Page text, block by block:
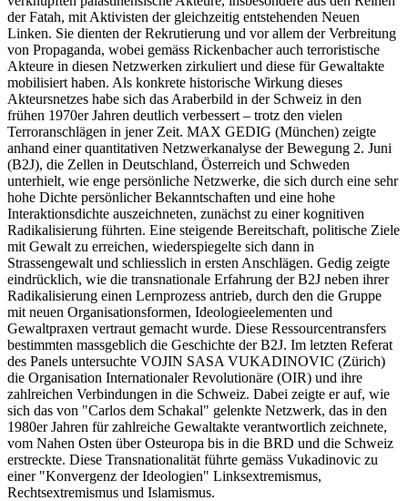
der Fatah, mit Aktivisten der gleichzeitig entstehenden Neuen
Linken. Sie dienten der Rekrutierung und vor allem der Verbreitung
von Propaganda, wobei gemäss Rickenbacher auch terroristische
Akteure in diesen Netzwerken zirkuliert und diese für Gewaltakte
mobilisiert haben. Als konkrete historische Wirkung dieses
Akteursnetzes habe sich das Araberbild in der Schweiz in den
frühen 1970er Jahren deutlich verbessert – trotz den vielen
Terroranschlägen in jener Zeit. MAX GEDIG (München) zeigte
anhand einer quantitativen Netzwerkanalyse der Bewegung 2. Juni
(B2J), die Zellen in Deutschland, Österreich und Schweden
unterhielt, wie enge persönliche Netzwerke, die sich durch eine sehr
hohe Dichte persönlicher Bekanntschaften und eine hohe
Interaktionsdichte auszeichneten, zunächst zu einer kognitiven
Radikalisierung führten. Eine steigende Bereitschaft, politische Ziele
mit Gewalt zu erreichen, wiederspiegelte sich dann in
Strassengewalt und schliesslich in ersten Anschlägen. Gedig zeigte
eindrücklich, wie die transnationale Erfahrung der B2J neben ihrer
Radikalisierung einen Lernprozess antrieb, durch den die Gruppe
mit neuen Organisationsformen, Ideologieelementen und
Gewaltpraxen vertraut gemacht wurde. Diese Ressourcentransfers
bestimmten massgeblich die Geschichte der B2J. Im letzten Referat
des Panels untersuchte VOJIN SASA VUKADINOVIC (Zürich)
die Organisation Internationaler Revolutionäre (OIR) und ihre
zahlreichen Verbindungen in die Schweiz. Dabei zeigte er auf, wie
sich das von "Carlos dem Schakal" gelenkte Netzwerk, das in den
1980er Jahren für zahlreiche Gewaltakte verantwortlich zeichnete,
vom Nahen Osten über Osteuropa bis in die BRD und die Schweiz
erstreckte. Diese Transnationalität führte gemäss Vukadinovic zu
einer "Konvergenz der Ideologien" Linksextremismus,
Rechtsextremismus und Islamismus.